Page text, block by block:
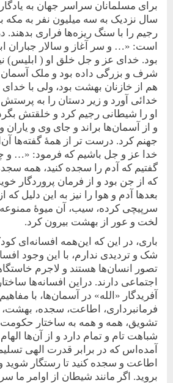
برای مسلمانان سراسر جهان به
سال نزدیک به سه میلیون نفر به مکه
رجیم را با سنگ ریزه‌ها فراری بدهند.
است: «… و سر آغاز و سالار جباران
بود. خدای عز و جل خلق او ( ابلیس)
شرف و بزرگی داده بود و ملک آسمان
هم از خازنان بهشت بود، ولی با
خدائی آورد و زیر دستان را به
او را شیطانی رجیم کرد و خلقتش
و از آسمان‌ها براند و جای وی و
جهنم کرد. درست تر از همۀ گفته‌ها
خدا عز و جل باشیم که فرمود: «… و
گفتیم که آدم را سجده کنید، همه
که از جن بود و از فرمان پروردگار
بعدها آدم و هوا را نیز به این دلیل که
سرپیچی کرده، سیب، آن میوۀ ممنوعه
لخت و عور از بهشت بیرون کرد.
باری، در این که این‌همه افسانه‌ای
شک و تردیدی ندارم، با این وجود
تصور انسان‌ها هستند و لاجرم
اجتماعی دارند. در‌این افسانه‌ها
آفریدگار «الله» در آسمان‌ها، با
فرمانبرداری، اطاعت، سجده، بهشت،
تشویق، همه و همه به ساختار
شباهت تام و تمام دارد و از آن‌ها
آمده‌اس که در برابر قدرت الهی
اطاعت و سجده کنید تا رستگار
بروید. اگر مانند شیطان از اوامر ما